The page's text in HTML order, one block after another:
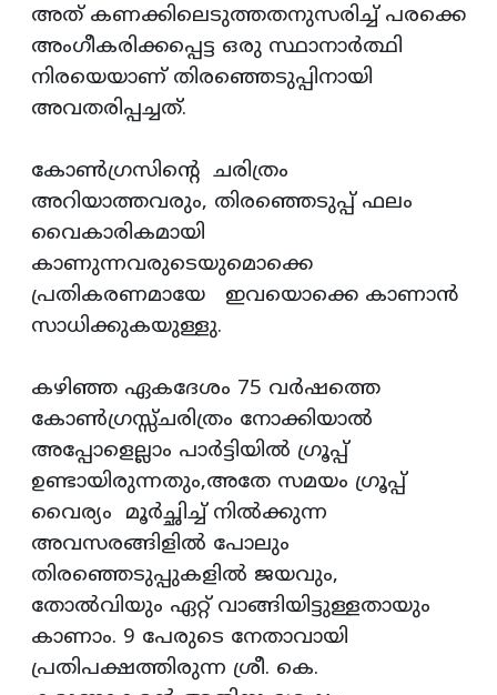
അത് കണക്കിലെടുത്തതനുസരിച്ച് പരക്കെ
അംഗീകരിക്കപ്പെട്ട ഒരു സ്ഥാനാർത്ഥി
നിരയെയാണ് തിരഞ്ഞെടുപ്പിനായി
അവതരിപ്പച്ചത്.
കോൺഗ്രസിന്റെ ചരിത്രം
അറിയാത്തവരും, തിരഞ്ഞെടുപ്പ് ഫലം
വൈകാരികമായി
കാണുന്നവരുടെയുമൊക്കെ
പ്രതികരണമായേ ഇവയൊക്കെ കാണാൻ
സാധിക്കുകയുള്ളു.
കഴിഞ്ഞ ഏകദേശം 75 വര്‍ഷത്തെ
കോണ്‍ഗ്രസ്സ്ചരിത്രം നോക്കിയാല്‍
അപ്പോളെല്ലാം പാര്‍ട്ടിയില്‍ ഗ്രൂപ്പ്
ഉണ്ടായിരുന്നതും,അതേ സമയം ഗ്രൂപ്പ്
വൈര്യം മൂര്‍ച്ഛിച്ച് നില്‍ക്കുന്ന
അവസരങ്ങിളില്‍ പോലും
തിരഞ്ഞെടുപ്പുകളില്‍ ജയവും,
തോല്‍വിയും ഏറ്റ് വാങ്ങിയിട്ടുള്ളതായും
കാണാം. 9 പേരുടെ നേതാവായി
പ്രതിപക്ഷത്തിരുന്ന ശ്രീ. കെ.